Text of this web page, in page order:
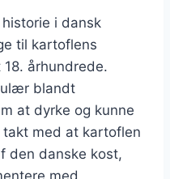
i dansk
til kartoflens
århundrede.
blandt
at dyrke og kunne
med at kartoflen
den danske kost,
med